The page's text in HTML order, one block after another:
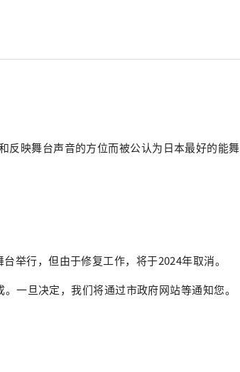
反映舞台声音的方位而被公认为日本最好的能舞
举行，但由于修复工作，将于2024年取消。
。一旦决定，我们将通过市政府网站等通知您。